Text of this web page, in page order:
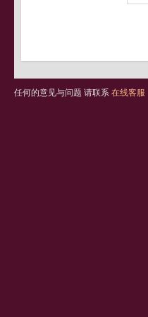
任何的意见与问题 请联系 在线客服